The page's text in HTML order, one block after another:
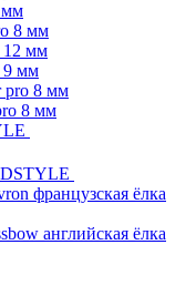
мм
8 мм
12 мм
9 мм
pro 8 мм
8 мм
французская ёлка
английская ёлка